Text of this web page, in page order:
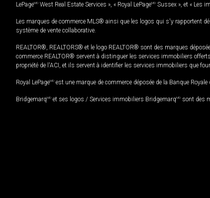
LePageMD West Real Estate Services », « Royal LePageMD Sussex », et « Les
Les marques de commerce MLS® ainsi que les logos qui s'y rapportent
système de vente collaborative.
REALTOR®, REALTORS® et le logo REALTOR® sont des marques
commerce REALTOR® servent à distinguer les services immobiliers
propriété de l'ACI, et ils servent à identifier les services immobiliers que
Royal LePageMD est une marque de commerce déposée de la Banque
BridgemarqMD et ses logos / Services immobiliers BridgemarqMD sont des